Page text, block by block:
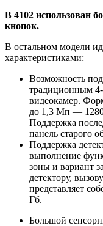
В 4102 использован
кнопок.
В остальном модели
характеристиками:
Возможность
традиционным
видеокамер.
до 1,3 Мп — 1280
Поддержка
панель старого
Поддержка
выполнение
зоны и вариант
детектору,
представляет
Гб.
Большой